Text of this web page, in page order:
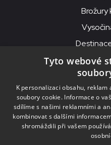
Brožury
© 2026MKS
MKS Beseda, příspěvková
IČO: 00091758, DIČ:
Tyto webové
K personalizaci obsahu,
soubory cookie. Informace o
sdílíme s našimi reklamními a
kombinovat s dalšími
shromáždili při vašem